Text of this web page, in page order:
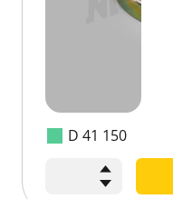
D 41 150